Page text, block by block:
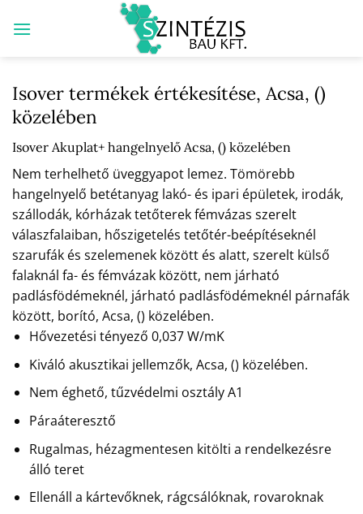
Isover termékek értékesítése, Acsa, ()
közelében
Isover Akuplat+ hangelnyelő Acsa, () közelében
Nem terhelhető üveggyapot lemez. Tömörebb
hangelnyelő betétanyag lakó- és ipari épületek, irodák,
szállodák, kórházak tetőterek fémvázas szerelt
válaszfalaiban, hőszigetelés tetőtér-beépítéseknél
szarufák és szelemenek között és alatt, szerelt külső
falaknál fa- és fémvázak között, nem járható
padlásfödémeknél, járható padlásfödémeknél párnafák
között, borító, Acsa, () közelében.
Hővezetési tényező 0,037 W/mK
Kiváló akusztikai jellemzők, Acsa, () közelében.
Nem éghető, tűzvédelmi osztály A1
Páraáteresztő
Rugalmas, hézagmentesen kitölti a rendelkezésre
álló teret
Ellenáll a kártevőknek, rágcsálóknak, rovaroknak